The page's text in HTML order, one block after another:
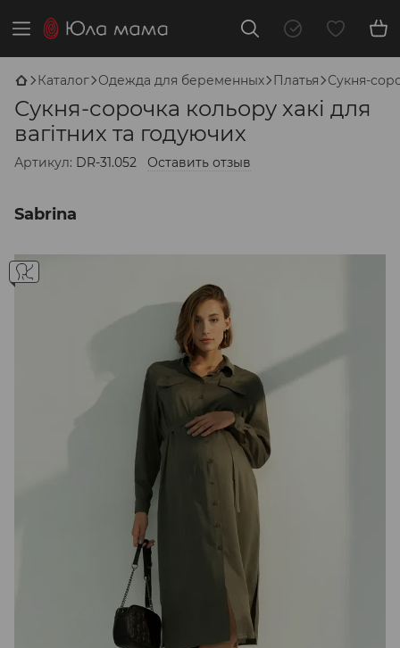
Каталог Одежда для беременных Платья Сукня-
Сукня-сорочка кольору хакі для
вагітних та годуючих
Артикул: DR-31.052 Оставить отзыв
Sabrina